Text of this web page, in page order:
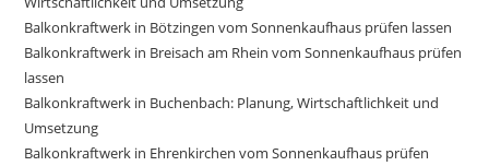
Balkonkraftwerk in Bötzingen vom Sonnenkaufhaus prüfen lassen
Balkonkraftwerk in Breisach am Rhein vom Sonnenkaufhaus prüfen
lassen
Balkonkraftwerk in Buchenbach: Planung, Wirtschaftlichkeit und
Umsetzung
Balkonkraftwerk in Ehrenkirchen vom Sonnenkaufhaus prüfen